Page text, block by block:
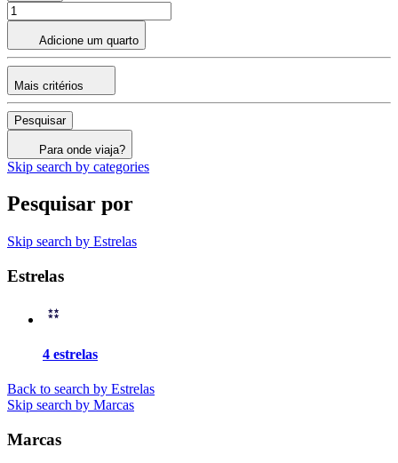
Adicione um quarto
Mais critérios
Pesquisar
Para onde viaja?
Skip search by categories
Pesquisar por
Skip search by Estrelas
Estrelas
4 estrelas
Back to search by Estrelas
Skip search by Marcas
Marcas